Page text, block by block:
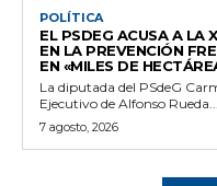
POLÍTICA
EL PSDEG ACUSA A LA
EN LA PREVENCIÓN
EN «MILES DE
La diputada del PSdeG
Ejecutivo de Alfonso Rueda...
7 agosto, 2026